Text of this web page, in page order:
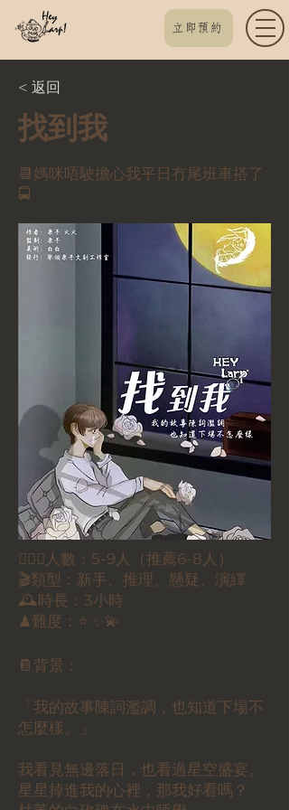
立即預約
< 返回
找到我
📆媽咪唔駛擔心我平日冇尾班車搭了
🚍
🕵🏻‍♀️人數：5-9人（推薦6-8人）
🎬類型：新手、推理、懸疑、演繹
🕰時長：3小時
♟難度：⭐ ✨💫
📔背景：
「我的故事陳詞濫調，也知道下場不
怎麼樣。」
我看見無邊落日，也看過星空盛宴。
星星掉進我的心裡，那我好看嗎？